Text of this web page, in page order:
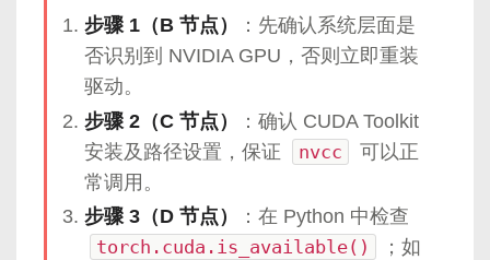
步骤 1（B 节点）
：先确认系统层面是
否识别到 NVIDIA GPU，否则立即重装
驱动。
步骤 2（C 节点）
：确认 CUDA Toolkit
安装及路径设置，保证
nvcc
可以正
常调用。
步骤 3（D 节点）
：在 Python 中检查
torch.cuda.is_available()
；如